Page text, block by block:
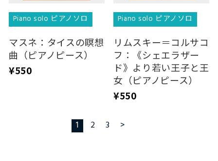
Piano solo ピアノソロ
マスネ：タイスの瞑想
曲（ピアノピース）
¥550
Piano solo ピアノソロ
リムスキー＝コルサコ
フ：《シェエラザー
ド》より若い王子と王
女（ピアノピース）
¥550
1 2 3 >